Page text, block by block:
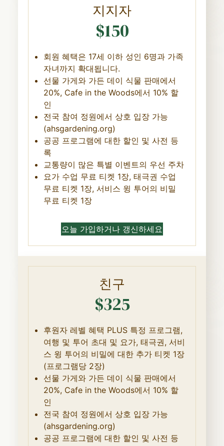
지지자
$150
회원 혜택은 17세 이하 성인 6명과 가족
자녀까지 확대됩니다.
선물 가게와 가든 데이 식물 판매에서
20%, Cafe in the Woods에서 10% 할
인
전국 참여 정원에서 상호 입장 가능
(ahsgardening.org)
공공 프로그램에 대한 할인 및 사전 등
록
교통량이 많은 특별 이벤트의 우선 주차
요가 수업 무료 티켓 1장, 태극권 수업
무료 티켓 1장, 서비스 윙 투어의 비밀
무료 티켓 1장
오늘 가입하거나 갱신하세요
친구
$325
후원자 레벨 혜택 PLUS 특정 프로그램,
여행 및 투어 초대 및 요가, 태극권, 서비
스 윙 투어의 비밀에 대한 추가 티켓 1장
(프로그램당 2장)
선물 가게와 가든 데이 식물 판매에서
20%, Cafe in the Woods에서 10% 할
인
전국 참여 정원에서 상호 입장 가능
(ahsgardening.org)
공공 프로그램에 대한 할인 및 사전 등